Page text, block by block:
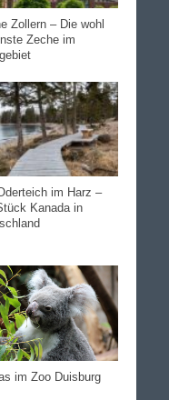
Zollern – Die wohl
Zeche im
im Harz –
Kanada in
im Zoo Duisburg